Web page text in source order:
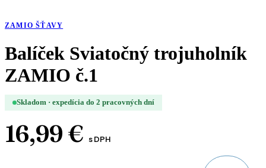
ZAMIO ŠŤAVY
Balíček Sviatočný trojuholník
ZAMIO č.1
Skladom · expedícia do 2 pracovných dní
16,99 € s DPH